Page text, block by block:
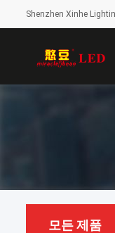
Shenzhen Xinhe
모든 제품